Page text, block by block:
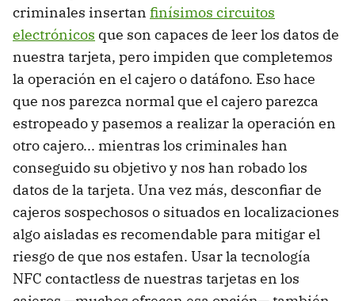
criminales insertan finísimos circuitos
electrónicos que son capaces de leer los datos de
nuestra tarjeta, pero impiden que completemos
la operación en el cajero o datáfono. Eso hace
que nos parezca normal que el cajero parezca
estropeado y pasemos a realizar la operación en
otro cajero... mientras los criminales han
conseguido su objetivo y nos han robado los
datos de la tarjeta. Una vez más, desconfiar de
cajeros sospechosos o situados en localizaciones
algo aisladas es recomendable para mitigar el
riesgo de que nos estafen. Usar la tecnología
NFC contactless de nuestras tarjetas en los